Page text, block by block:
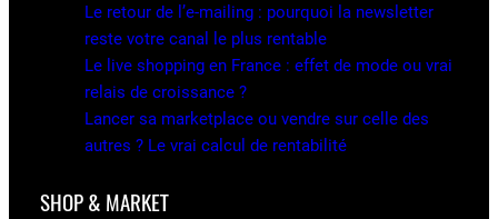
Le retour de l’e-mailing : pourquoi la newsletter
reste votre canal le plus rentable
Le live shopping en France : effet de mode ou vrai
relais de croissance ?
Lancer sa marketplace ou vendre sur celle des
autres ? Le vrai calcul de rentabilité
SHOP & MARKET